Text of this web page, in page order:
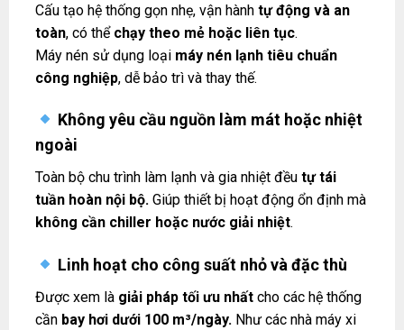
Cấu tạo hệ thống gọn nhẹ, vận hànhtự động và an
toàn, có thể chạy theo mẻ hoặc liên tục.
Máy nén sử dụng loại máy nén lạnh tiêu chuẩn
công nghiệp, dễ bảo trì và thay thế.
Không yêu cầu nguồn làm mát hoặc nhiệt
ngoài
Toàn bộ chu trình làm lạnh và gia nhiệt đềutự tái
tuần hoàn nội bộ.Giúp thiết bị hoạt động ổn định mà
không cần chiller hoặc nước giải nhiệt.
Linh hoạt cho công suất nhỏ và đặc thù
Được xem là giải pháp tối ưu nhất cho các hệ thống
cần bay hơi dưới 100 m³/ngày. Như các nhà máy xi